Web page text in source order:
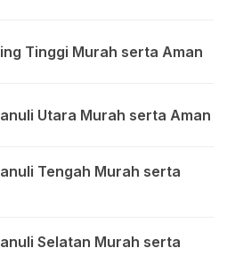
Tinggi Murah serta Aman
Utara Murah serta Aman
Tengah Murah serta
Selatan Murah serta